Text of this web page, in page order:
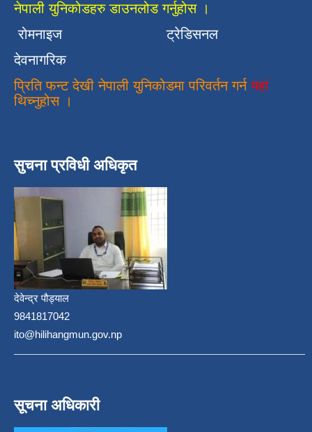
नेपाली युनिकोडहरु डाउनलोड गर्नुहोस ।
रोमनाइज
ट्रेडिसनल
देवनागरिक
प्रिति फन्ट देखी नेपाली युनिकोडमा परिवर्तन गर्न यहां
थिच्नुहोस ।
सुचना प्रविधी अधिकृत
देवेन्द्र पौड्याल
9841817042
ito@hilihangmun.gov.np
सूचना अधिकारी